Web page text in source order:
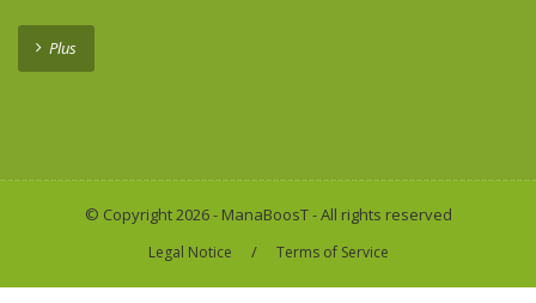
Plus
© Copyright 2026 - ManaBoosT - All rights reserved
Legal Notice / Terms of Service